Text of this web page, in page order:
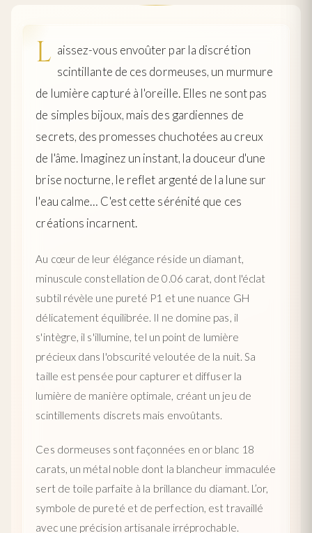
L aissez-vous envoûter par la discrétion
scintillante de ces dormeuses, un murmure
de lumière capturé à l'oreille. Elles ne sont pas
de simples bijoux, mais des gardiennes de
secrets, des promesses chuchotées au creux
de l'âme. Imaginez un instant, la douceur d'une
brise nocturne, le reflet argenté de la lune sur
l'eau calme… C'est cette sérénité que ces
créations incarnent.
Au cœur de leur élégance réside un diamant,
minuscule constellation de 0.06 carat, dont l'éclat
subtil révèle une pureté P1 et une nuance GH
délicatement équilibrée. Il ne domine pas, il
s'intègre, il s'illumine, tel un point de lumière
précieux dans l'obscurité veloutée de la nuit. Sa
taille est pensée pour capturer et diffuser la
lumière de manière optimale, créant un jeu de
scintillements discrets mais envoûtants.
Ces dormeuses sont façonnées en or blanc 18
carats, un métal noble dont la blancheur immaculée
sert de toile parfaite à la brillance du diamant. L’or,
symbole de pureté et de perfection, est travaillé
avec une précision artisanale irréprochable.